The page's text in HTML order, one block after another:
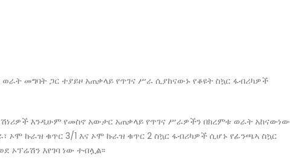
ወራት መግባት ጋር ተያይዞ አጠቃላይ የጥገና ሥራ ሲያከናውኑ የቆዩት ስኳር ፋብሪካዎች
እንዲሁም የመስኖ አውታር አጠቃላይ የጥገና ሥራዎችን በክረምቱ ወራት አከናውነው
ኦሞ ኩራዝ ቁጥር 3/1 እና ኦሞ ኩራዝ ቁጥር 2 ስኳር ፋብሪካዎች ሲሆኑ የፊንጫኣ ስኳር
እየገባ ነው ተብሏል፡፡